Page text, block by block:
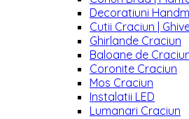
Decoratiuni
Cutii Craciun |
Ghirlande Craciun
Baloane de
Coronite Craciun
Mos Craciun
Instalatii LED
Lumanari Craciun